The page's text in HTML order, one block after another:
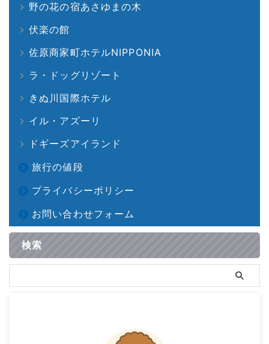
野の花の宿あさゆまの木
伏楽の館
佐原商家町ホテルNIPPONIA
ラ・ドッグリゾート
きぬ川国際ホテル
イル・アズーリ
ドギーズアイランド
旅行の値段
プライバシーポリシー
お問い合わせフォーム
検索